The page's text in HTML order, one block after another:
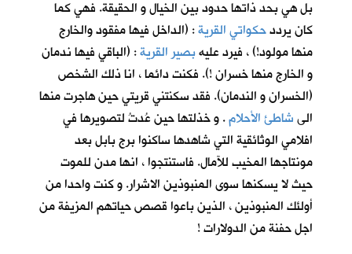
بل هي بحد ذاتها حدود بين الخيال و الحقيقة. فهي كما
كان يرددحكواتي القرية: (الداخل فيها مفقود والخارج
منها مولود!) ، فيرد عليهبصير القرية: (الباقي فيها ندمان
و الخارج منها خسران !). فكنت دائما ، انا ذلك الشخص
(الخسران و الندمان). فقد سكنتني قريتي حين هاجرت منها
الىشاطئ الأحلام. و خذلتها حين عُدتُ لتصويرها في
افلامي الوثائقية التي شاهدها ساكنوا برج بابل بعد
مونتاجها المخيب للآمال. فاستنتجوا ، انها مدن للموت
حيث لا يسكنها سوى المنبوذين الاشرار. و كنت واحدا من
أولئك المنبوذين ، الذين باعوا قصص حياتهم المزيفة من
اجل حفنة من الدولارات !